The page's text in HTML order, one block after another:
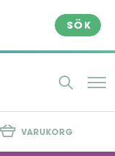
SÖK
VARUKORG